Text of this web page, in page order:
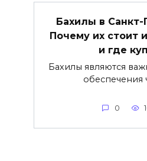
Бахилы в Санкт-
Почему их стоит
и где
Бахилы являются
обеспечения
0